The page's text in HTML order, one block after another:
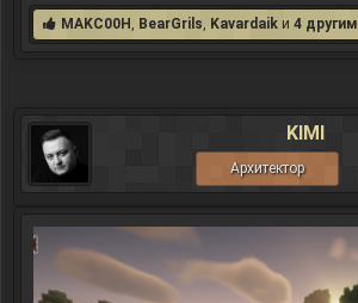
MAKC00H BearGrils Kavardaik и 4 другим
KIMI
Архитектор